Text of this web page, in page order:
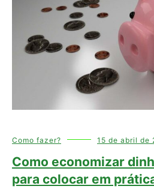
Como fazer? 15 de abril de
Como economizar
para colocar em